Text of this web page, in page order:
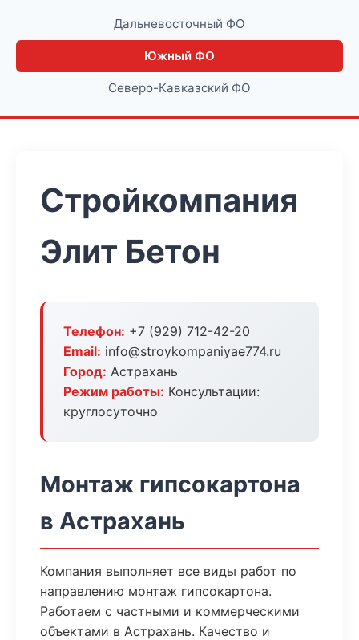
Дальневосточный ФО
Южный ФО
Северо-Кавказский ФО
Стройкомпания
Элит Бетон
Телефон: +7 (929) 712-42-20
Email: info@stroykompaniyae774.ru
Город: Астрахань
Режим работы: Консультации:
круглосуточно
Монтаж гипсокартона
в Астрахань
Компания выполняет все виды работ по
направлению монтаж гипсокартона.
Работаем с частными и коммерческими
объектами в Астрахань. Качество и